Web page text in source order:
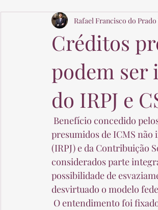
Recuperação de Empresas
Créditos
podem ser
do IRPJ e
Rafael Francisco do
presumidos de ICMS não
(IRPJ) e da Contribuição
considerados parte
possibilidade de
desvirtuado o modelo